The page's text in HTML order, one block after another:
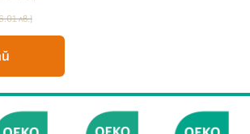
лв.)
Екрю и Бежово